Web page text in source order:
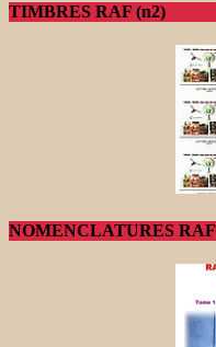
TIMBRES RAF (n2)
NOMENCLATURES RAF